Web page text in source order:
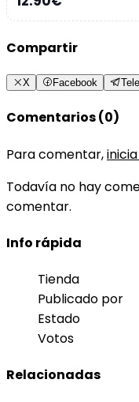
Compartir
X Facebook
Comentarios (0)
Para comentar,
Todavía no hay
comentar.
Info rápida
Tienda
Publicado por
Estado
Votos
Relacionadas